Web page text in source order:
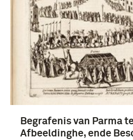
Geheugen van Nederland,
Farnese, Alessandro
Begrafenis van Parma
Afbeeldinghe, ende